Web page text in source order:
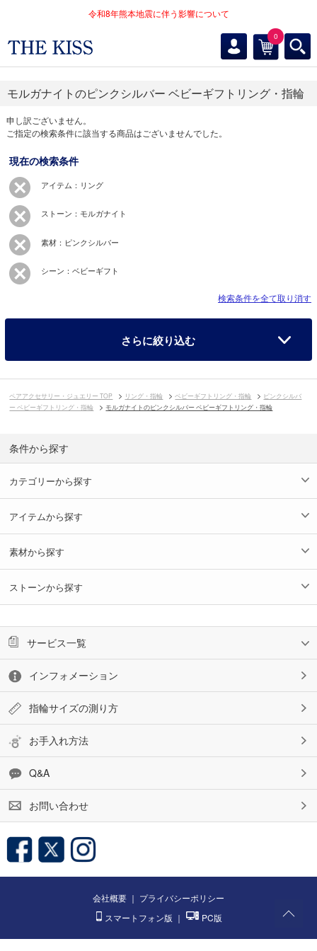
令和8年熊本地震に伴う影響について
0
モルガナイトのピンクシルバー ベビーギフトリング・指輪
申し訳ございません。
ご指定の検索条件に該当する商品はございませんでした。
現在の検索条件
アイテム：リング
ストーン：モルガナイト
素材：ピンクシルバー
シーン：ベビーギフト
検索条件を全て取り消す
さらに絞り込む
ペアアクセサリー・ジュエリー TOP リング・指輪 ベビーギフトリング・指輪
ピンクシルバ
ー ベビーギフトリング・指輪
モルガナイトのピンクシルバー ベビーギフトリング・指輪
条件から探す
カテゴリーから探す
アイテムから探す
素材から探す
ストーンから探す
サービス一覧
インフォメーション
指輪サイズの測り方
お手入れ方法
Q&A
お問い合わせ
会社概要 ｜ プライバシーポリシー
スマートフォン版 ｜ PC版